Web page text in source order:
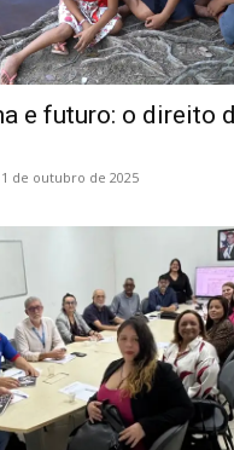
e futuro: o direito
de outubro de 2025